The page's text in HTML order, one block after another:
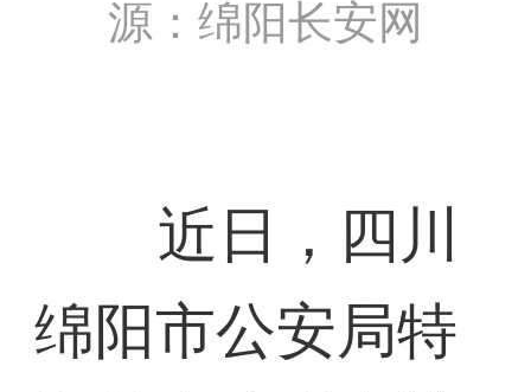
源：绵阳长安网
近日，四川
绵阳市公安局特